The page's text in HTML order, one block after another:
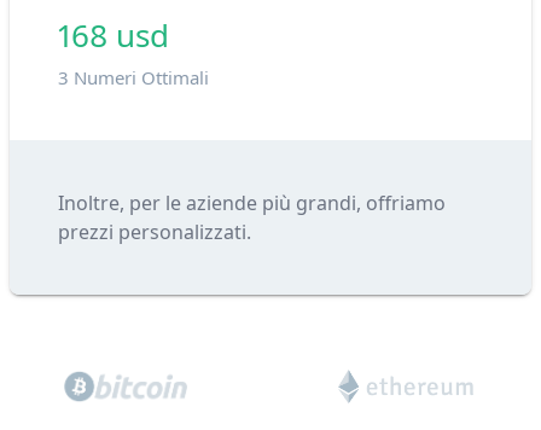
168 usd
3 Numeri Ottimali
Inoltre, per le aziende più grandi, offriamo
prezzi personalizzati.